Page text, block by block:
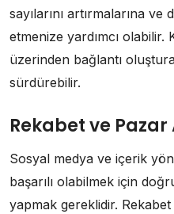
sayılarını artırmalarına ve
etmenize yardımcı olabilir.
üzerinden bağlantı
sürdürebilir.
Rekabet ve Pazar
Sosyal medya ve içerik
başarılı olabilmek için
yapmak gereklidir.